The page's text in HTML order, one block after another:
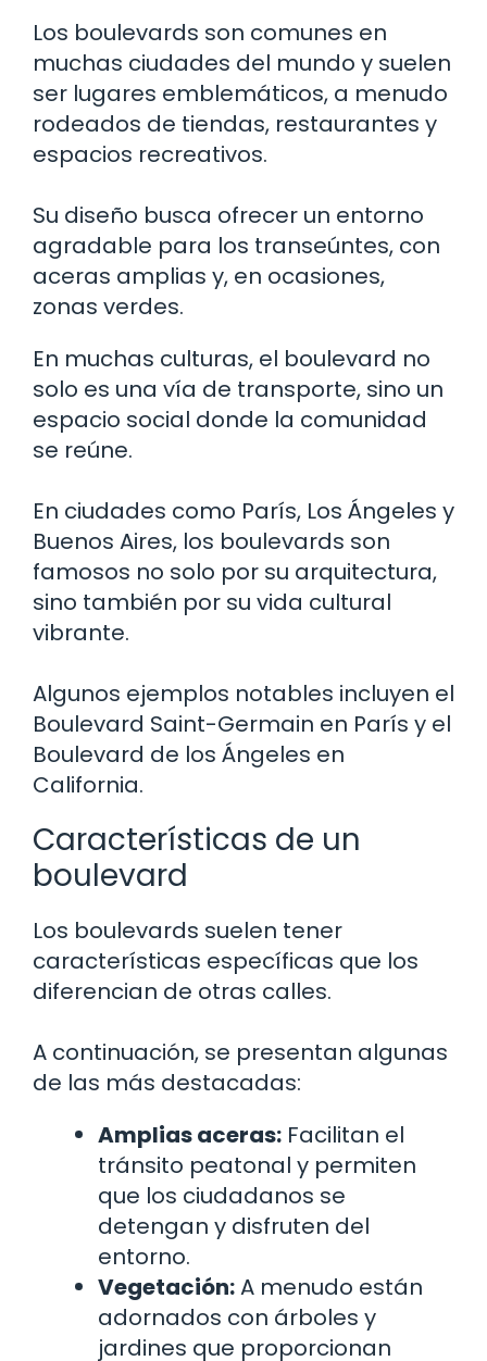
Los boulevards son comunes en
muchas ciudades del mundo y suelen
ser lugares emblemáticos, a menudo
rodeados de tiendas, restaurantes y
espacios recreativos.
Su diseño busca ofrecer un entorno
agradable para los transeúntes, con
aceras amplias y, en ocasiones,
zonas verdes.
En muchas culturas, el boulevard no
solo es una vía de transporte, sino un
espacio social donde la comunidad
se reúne.
En ciudades como París, Los Ángeles y
Buenos Aires, los boulevards son
famosos no solo por su arquitectura,
sino también por su vida cultural
vibrante.
Algunos ejemplos notables incluyen el
Boulevard Saint-Germain en París y el
Boulevard de los Ángeles en
California.
Características de un
boulevard
Los boulevards suelen tener
características específicas que los
diferencian de otras calles.
A continuación, se presentan algunas
de las más destacadas:
Amplias aceras: Facilitan el
tránsito peatonal y permiten
que los ciudadanos se
detengan y disfruten del
entorno.
Vegetación:A menudo están
adornados con árboles y
jardines que proporcionan